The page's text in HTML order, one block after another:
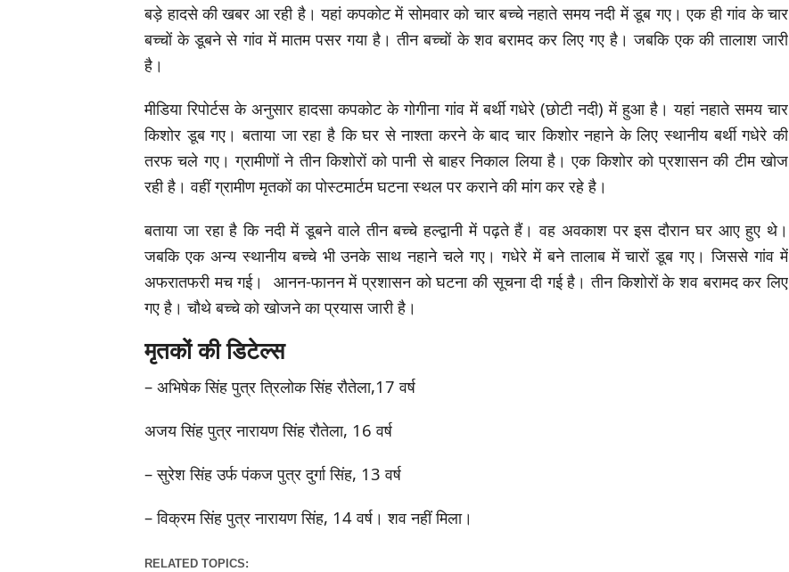
बड़े हादसे की खबर आ रही है। यहां कपकोट में सोमवार को चार बच्चे नहाते समय नदी में डूब गए। एक ही गांव के चार
बच्चों के डूबने से गांव में मातम पसर गया है। तीन बच्चों के शव बरामद कर लिए गए है। जबकि एक की तालाश जारी
है।
मीडिया रिपोर्टस के अनुसार हादसा कपकोट के गोगीना गांव में बर्थी गधेरे (छोटी नदी) में हुआ है। यहां नहाते समय चार
किशोर डूब गए। बताया जा रहा है कि घर से नाश्ता करने के बाद चार किशोर नहाने के लिए स्थानीय बर्थी गधेरे की
तरफ चले गए। ग्रामीणों ने तीन किशोरों को पानी से बाहर निकाल लिया है। एक किशोर को प्रशासन की टीम खोज
रही है। वहीं ग्रामीण मृतकों का पोस्टमार्टम घटना स्थल पर कराने की मांग कर रहे है।
बताया जा रहा है कि नदी में डूबने वाले तीन बच्चे हल्द्वानी में पढ़ते हैं। वह अवकाश पर इस दौरान घर आए हुए थे।
जबकि एक अन्य स्थानीय बच्चे भी उनके साथ नहाने चले गए। गधेरे में बने तालाब में चारों डूब गए। जिससे गांव में
अफरातफरी मच गई। आनन-फानन में प्रशासन को घटना की सूचना दी गई है। तीन किशोरों के शव बरामद कर लिए
गए है। चौथे बच्चे को खोजने का प्रयास जारी है।
मृतकों की डिटेल्स
– अभिषेक सिंह पुत्र त्रिलोक सिंह रौतेला,17 वर्ष
अजय सिंह पुत्र नारायण सिंह रौतेला, 16 वर्ष
– सुरेश सिंह उर्फ पंकज पुत्र दुर्गा सिंह, 13 वर्ष
– विक्रम सिंह पुत्र नारायण सिंह, 14 वर्ष। शव नहीं मिला।
RELATED TOPICS: